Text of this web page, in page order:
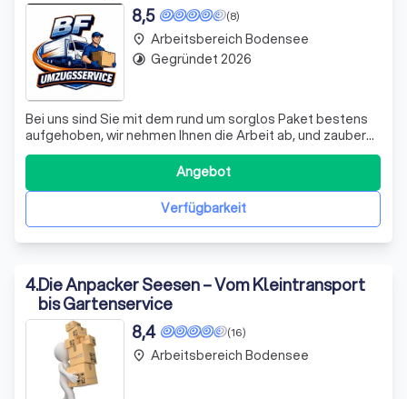
(8)
8,5
Bei uns sind Sie mit dem rund um sorglos Paket bestens
aufgehoben, wir nehmen Ihnen die Arbeit ab, und zaubern
Ihnen mit unserem Können ein Lächeln ins Gesicht.
Verfügbarkeit
Angebot
place Arbeitsbereich Bodensee
timelapse Gegründet 2026
4.Die Anpacker Seesen – Vom Kleintransport
bis Gartenservice
(16)
8,4
place Arbeitsbereich Bodensee